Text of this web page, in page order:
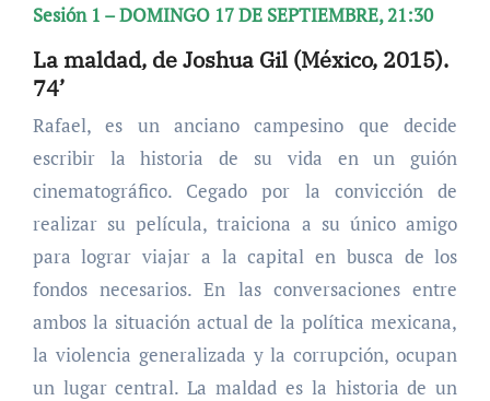
Sesión 1 – DOMINGO 17 DE SEPTIEMBRE, 21:30
La maldad, de Joshua Gil (México, 2015).
74’
Rafael, es un anciano campesino que decide
escribir la historia de su vida en un guión
cinematográfico. Cegado por la convicción de
realizar su película, traiciona a su único amigo
para lograr viajar a la capital en busca de los
fondos necesarios. En las conversaciones entre
ambos la situación actual de la política mexicana,
la violencia generalizada y la corrupción, ocupan
un lugar central. La maldad es la historia de un